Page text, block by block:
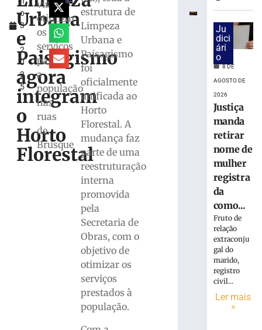
o
3
,
2
0
2
5
Urbana
e
Paisagismo
agora
integram
o
Horto
Florestal
visa
otimizar
os
serviços
para
a
população
nas
ruas
de
Brusque
estrutura de
Limpeza
Urbana e
Paisagismo
foi
oficialmente
unificada ao
Horto
Florestal. A
mudança faz
parte de uma
reestruturação
interna
promovida
pela
Secretaria de
Obras, com o
objetivo de
otimizar os
serviços
prestados à
população.
para
monitorar
eleições
agosto
TRE-
realiza
distribuição
18.860
urnas
eletrônicas
Ju
dici
ári
o
8 DE
AGOSTO DE
2026
Justiça
manda
retirar
nome de
mulher
registra
da
como...
Fruto de
relação
extraconju
gal do
marido,
registro
civil...
Ler mais
»